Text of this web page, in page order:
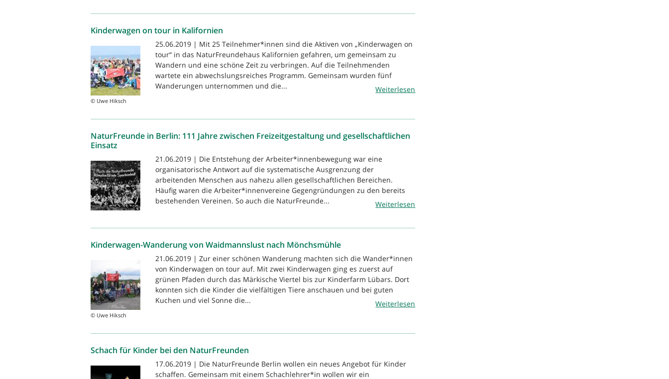
Kinderwagen on tour in Kalifornien
© Uwe Hiksch
25.06.2019 | Mit 25 Teilnehmer*innen sind die Aktiven von „Kinderwagen on
tour“ in das NaturFreundehaus Kalifornien gefahren, um gemeinsam zu
Wandern und eine schöne Zeit zu verbringen. Auf die Teilnehmenden
wartete ein abwechslungsreiches Programm. Gemeinsam wurden fünf
Wanderungen unternommen und die...
Weiterlesen
NaturFreunde in Berlin: 111 Jahre zwischen Freizeitgestaltung und gesellschaftlichen
Einsatz
21.06.2019 | Die Entstehung der Arbeiter*innenbewegung war eine
organisatorische Antwort auf die systematische Ausgrenzung der
arbeitenden Menschen aus nahezu allen gesellschaftlichen Bereichen.
Häufig waren die Arbeiter*innenvereine Gegengründungen zu den bereits
bestehenden Vereinen. So auch die NaturFreunde...
Weiterlesen
Kinderwagen-Wanderung von Waidmannslust nach Mönchsmühle
© Uwe Hiksch
21.06.2019 | Zur einer schönen Wanderung machten sich die Wander*innen
von Kinderwagen on tour auf. Mit zwei Kinderwagen ging es zuerst auf
grünen Pfaden durch das Märkische Viertel bis zur Kinderfarm Lübars. Dort
konnten sich die Kinder die vielfältigen Tiere anschauen und bei guten
Kuchen und viel Sonne die...
Weiterlesen
Schach für Kinder bei den NaturFreunden
17.06.2019 | Die NaturFreunde Berlin wollen ein neues Angebot für Kinder
schaffen. Gemeinsam mit einem Schachlehrer*in wollen wir ein